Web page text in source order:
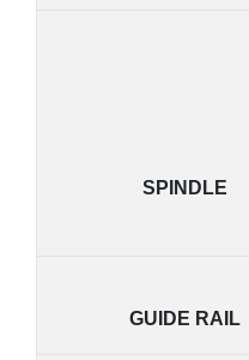
SPINDLE
GUIDE RAIL